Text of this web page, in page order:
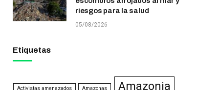
riesgos para la salud
05/08/2026
Etiquetas
Activistas amenazados Amazonas Amazonia